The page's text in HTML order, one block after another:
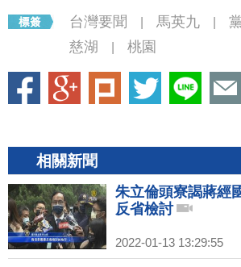
台灣要聞 馬英九
慈湖 桃園
相關新聞
朱立倫頭寮謁蔣經
反省檢討
2022-01-13 13:29:55